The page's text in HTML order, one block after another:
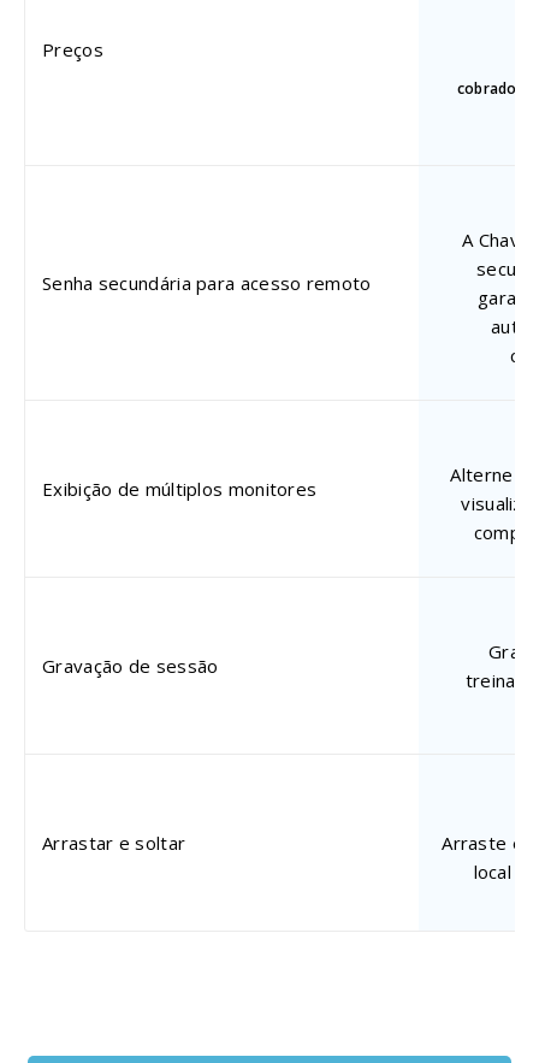
Preços
cobrado
Senha secundária para acesso remoto
A
Exibição de múltiplos monitores
Alterne
Gravação de sessão
Arrastar e soltar
Arraste e
local